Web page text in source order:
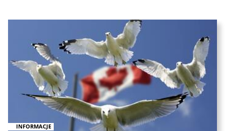
INFORMACJE